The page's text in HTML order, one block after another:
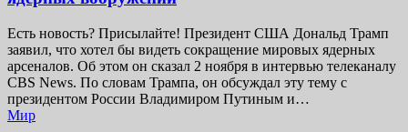
Есть новость? Присылайте! Президент США Дональд Трамп
заявил, что хотел бы видеть сокращение мировых ядерных
арсеналов. Об этом он сказал 2 ноября в интервью телеканалу
CBS News. По словам Трампа, он обсуждал эту тему с
президентом России Владимиром Путиным и…
Мир